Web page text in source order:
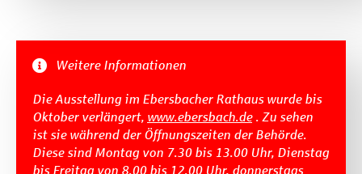
Weitere Informationen
Die Ausstellung im Ebersbacher Rathaus wurde bis
Oktober verlängert, www.ebersbach.de. Zu sehen
ist sie während der Öffnungszeiten der Behörde.
Diese sind Montag von 7.30 bis 13.00 Uhr, Dienstag
bis Freitag von 8.00 bis 12.00 Uhr, donnerstags